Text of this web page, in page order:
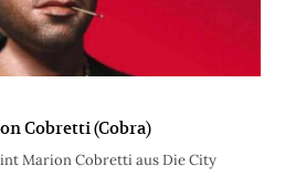
Cobretti (Cobra)
Marion Cobretti aus Die City